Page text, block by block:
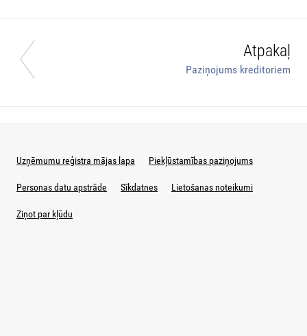
Atpakaļ
Paziņojums kreditoriem
Uzņēmumu reģistra mājas lapa Piekļūstamības paziņojums
Personas datu apstrāde Sīkdatnes Lietošanas noteikumi
Ziņot par kļūdu